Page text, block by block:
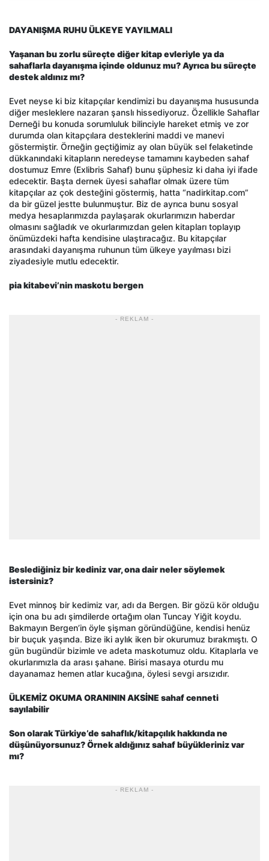
DAYANIŞMA RUHU ÜLKEYE YAYILMALI
Yaşanan bu zorlu süreçte diğer kitap evleriyle ya da
sahaflarla dayanışma içinde oldunuz mu? Ayrıca bu süreçte
destek aldınız mı?
Evet neyse ki biz kitapçılar kendimizi bu dayanışma hususunda
diğer mesleklere nazaran şanslı hissediyoruz. Özellikle Sahaflar
Derneği bu konuda sorumluluk bilinciyle hareket etmiş ve zor
durumda olan kitapçılara desteklerini maddi ve manevi
göstermiştir. Örneğin geçtiğimiz ay olan büyük sel felaketinde
dükkanındaki kitapların neredeyse tamamını kaybeden sahaf
dostumuz Emre (Exlibris Sahaf) bunu şüphesiz ki daha iyi ifade
edecektir. Başta dernek üyesi sahaflar olmak üzere tüm
kitapçılar az çok desteğini göstermiş, hatta “nadirkitap.com”
da bir güzel jestte bulunmuştur. Biz de ayrıca bunu sosyal
medya hesaplarımızda paylaşarak okurlarımızın haberdar
olmasını sağladık ve okurlarımızdan gelen kitapları toplayıp
önümüzdeki hafta kendisine ulaştıracağız. Bu kitapçılar
arasındaki dayanışma ruhunun tüm ülkeye yayılması bizi
ziyadesiyle mutlu edecektir.
pia kitabevi’nin maskotu bergen
- REKLAM -
Beslediğiniz bir kediniz var, ona dair neler söylemek
istersiniz?
Evet minnoş bir kedimiz var, adı da Bergen. Bir gözü kör olduğu
için ona bu adı şimdilerde ortağım olan Tuncay Yiğit koydu.
Bakmayın Bergen’in öyle şişman göründüğüne, kendisi henüz
bir buçuk yaşında. Bize iki aylık iken bir okurumuz bırakmıştı. O
gün bugündür bizimle ve adeta maskotumuz oldu. Kitaplarla ve
okurlarımızla da arası şahane. Birisi masaya oturdu mu
dayanamaz hemen atlar kucağına, öylesi sevgi arsızıdır.
ÜLKEMİZ OKUMA ORANININ AKSİNE sahaf cenneti
sayılabilir
Son olarak Türkiye’de sahaflık/kitapçılık hakkında ne
düşünüyorsunuz? Örnek aldığınız sahaf büyükleriniz var
mı?
- REKLAM -